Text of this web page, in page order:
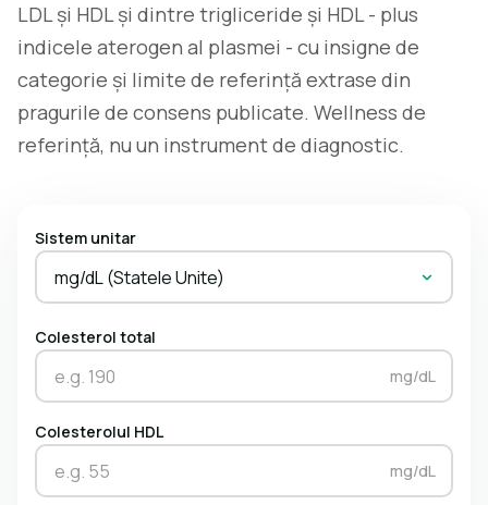
LDL și HDL și dintre trigliceride și HDL - plus
indicele aterogen al plasmei - cu insigne de
categorie și limite de referință extrase din
pragurile de consens publicate. Wellness de
referință, nu un instrument de diagnostic.
Sistem unitar
mg/dL (Statele Unite)
Colesterol total
mg/dL
Colesterolul HDL
mg/dL